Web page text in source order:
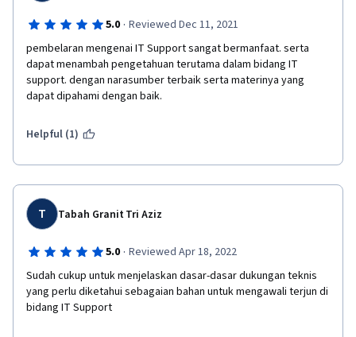
5.0 · Reviewed Dec 11, 2021
pembelaran mengenai IT Support sangat bermanfaat. serta
dapat menambah pengetahuan terutama dalam bidang IT
support. dengan narasumber terbaik serta materinya yang
dapat dipahami dengan baik.
Helpful (1)
T Tabah Granit Tri Aziz
5.0 · Reviewed Apr 18, 2022
Sudah cukup untuk menjelaskan dasar-dasar dukungan teknis
yang perlu diketahui sebagaian bahan untuk mengawali terjun di
bidang IT Support